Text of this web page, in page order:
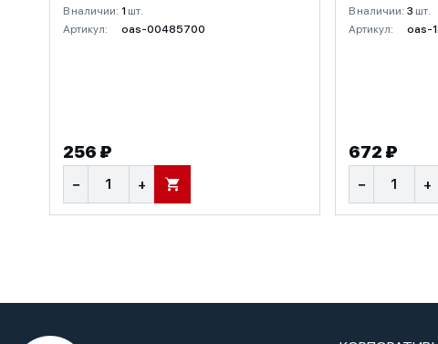
В наличии: 1 шт.
Артикул:
oas-00485700
256 ₽
− + В КОРЗИНУ
В наличии: 3 шт.
Артикул:
oas-
672 ₽
− +